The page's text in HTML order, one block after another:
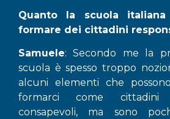
Quanto la scuola
formare dei cittadini
Samuele: Secondo me la
scuola è spesso troppo
alcuni elementi che
formarci come cittadini
consapevoli, ma sono